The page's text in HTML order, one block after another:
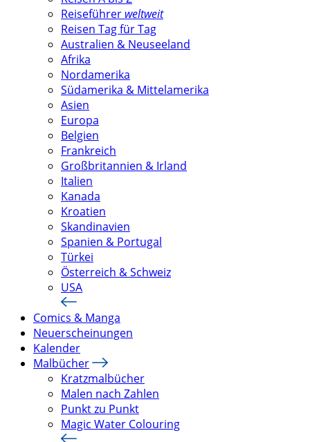
Reiseführer weltweit
Reisen Tag für Tag
Australien & Neuseeland
Afrika
Nordamerika
Südamerika & Mittelamerika
Asien
Europa
Belgien
Frankreich
Großbritannien & Irland
Italien
Kanada
Kroatien
Skandinavien
Spanien & Portugal
Türkei
Österreich & Schweiz
USA
Comics & Manga
Neuerscheinungen
Kalender
Malbücher
Kratzmalbücher
Malen nach Zahlen
Punkt zu Punkt
Magic Water Colouring